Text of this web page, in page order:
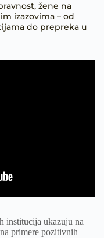
žene na
izazovima – od
do prepreka u
institucija ukazuju na
primere pozitivnih